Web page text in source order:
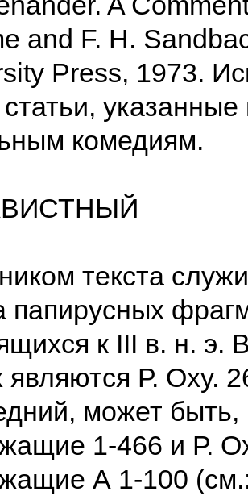
and F. H.
Press, 1973.
комедиям.
текста
папирусных
к III в. н.
являются Р. Оху.
может быть,
1-466 и Р.
А 1-100